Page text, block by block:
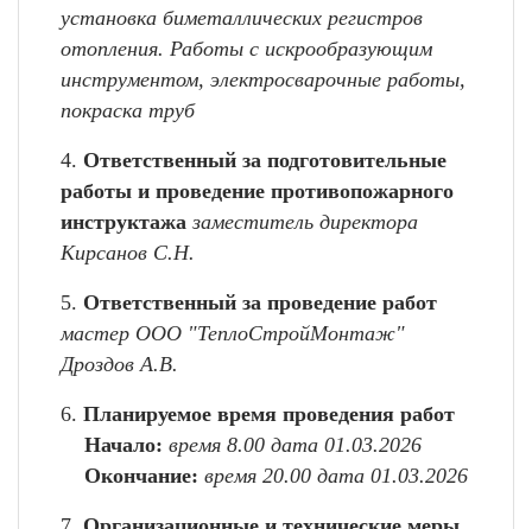
установка биметаллических регистров
отопления. Работы с искрообразующим
инструментом, электросварочные работы,
покраска труб
4. Ответственный за подготовительные
работы и проведение противопожарного
инструктажа заместитель директора
Кирсанов С.Н.
5. Ответственный за проведение работ
мастер ООО "ТеплоСтройМонтаж"
Дроздов А.В.
6. Планируемое время проведения работ
Начало: время 8.00 дата 01.03.2026
Окончание: время 20.00 дата 01.03.2026